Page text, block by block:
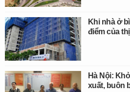
Khi nhà ở
điểm của
Hà Nội:
xuất, buôn